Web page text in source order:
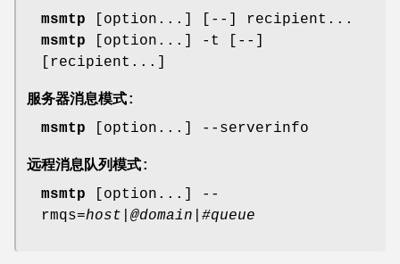
msmtp [option...] [--] recipient...
msmtp [option...] -t [--]
[recipient...]
服务器消息模式:
msmtp [option...] --serverinfo
远程消息队列模式:
msmtp [option...] --
rmqs=host @domain #queue